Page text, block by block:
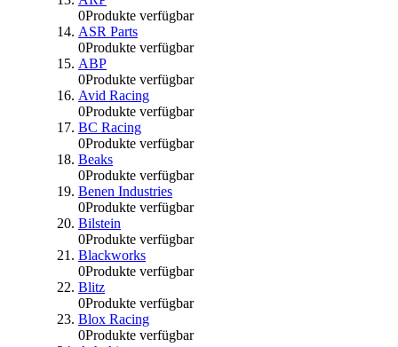
0Produkte verfügbar
ASR Parts
0Produkte verfügbar
ABP
0Produkte verfügbar
Avid Racing
0Produkte verfügbar
BC Racing
0Produkte verfügbar
Beaks
0Produkte verfügbar
Benen Industries
0Produkte verfügbar
Bilstein
0Produkte verfügbar
Blackworks
0Produkte verfügbar
Blitz
0Produkte verfügbar
Blox Racing
0Produkte verfügbar